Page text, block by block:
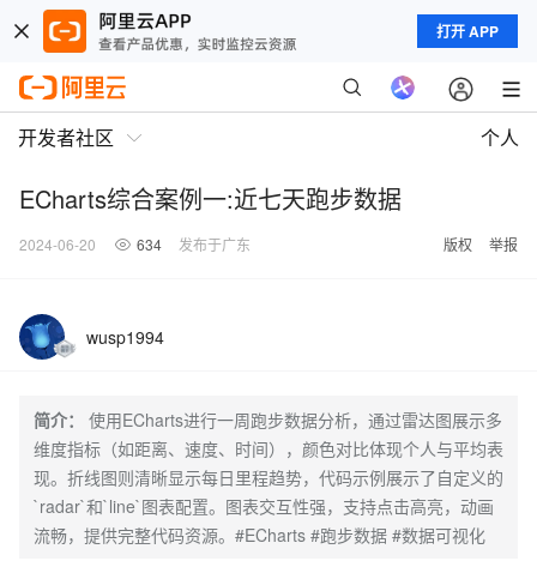
打开 APP
开发者社区 个人
ECharts综合案例一:近七天跑步数据
2024-06-20 634 发布于广东 版权 举报
wusp1994
简介：
使用ECharts进行一周跑步数据分析，通过雷达图展示多
维度指标（如距离、速度、时间），颜色对比体现个人与平均表
现。折线图则清晰显示每日里程趋势，代码示例展示了自定义的
`radar`和`line`图表配置。图表交互性强，支持点击高亮，动画
流畅，提供完整代码资源。#ECharts #跑步数据 #数据可视化